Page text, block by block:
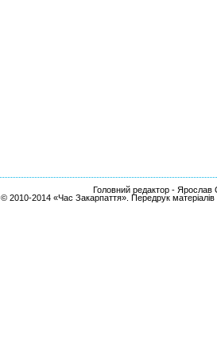
Головний редактор - Ярослав
© 2010-2014 «Час Закарпаття». Передрук